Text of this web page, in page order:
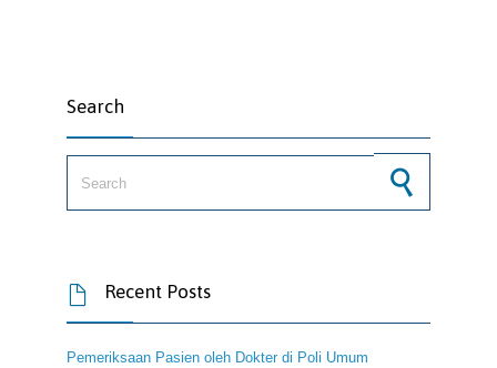
Search
 Recent Posts
Pemeriksaan Pasien oleh Dokter di Poli Umum